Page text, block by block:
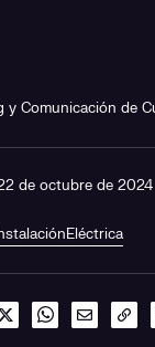
y Comunicación de
de octubre de 2024